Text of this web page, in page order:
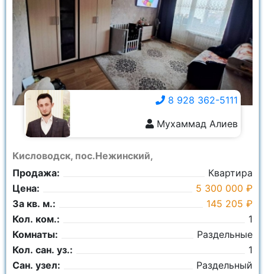
Кисловодск, пос.Нежинский,
Продажа:
Квартира
Цена:
5 300 000 ₽
За кв. м.:
145 205 ₽
Кол. ком.:
1
Комнаты:
Раздельные
Кол. сан. уз.:
1
Сан. узел:
Раздельный
8 928 362-5111
Мухаммад Алиев